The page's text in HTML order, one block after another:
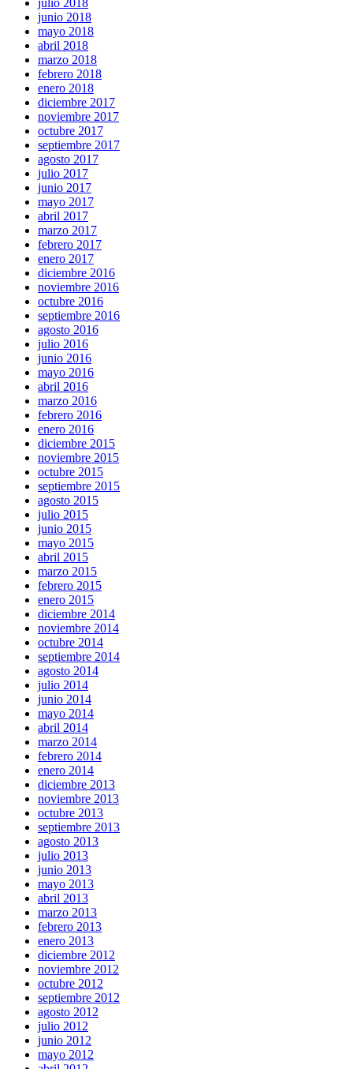
julio 2018
junio 2018
mayo 2018
abril 2018
marzo 2018
febrero 2018
enero 2018
diciembre 2017
noviembre 2017
octubre 2017
septiembre 2017
agosto 2017
julio 2017
junio 2017
mayo 2017
abril 2017
marzo 2017
febrero 2017
enero 2017
diciembre 2016
noviembre 2016
octubre 2016
septiembre 2016
agosto 2016
julio 2016
junio 2016
mayo 2016
abril 2016
marzo 2016
febrero 2016
enero 2016
diciembre 2015
noviembre 2015
octubre 2015
septiembre 2015
agosto 2015
julio 2015
junio 2015
mayo 2015
abril 2015
marzo 2015
febrero 2015
enero 2015
diciembre 2014
noviembre 2014
octubre 2014
septiembre 2014
agosto 2014
julio 2014
junio 2014
mayo 2014
abril 2014
marzo 2014
febrero 2014
enero 2014
diciembre 2013
noviembre 2013
octubre 2013
septiembre 2013
agosto 2013
julio 2013
junio 2013
mayo 2013
abril 2013
marzo 2013
febrero 2013
enero 2013
diciembre 2012
noviembre 2012
octubre 2012
septiembre 2012
agosto 2012
julio 2012
junio 2012
mayo 2012